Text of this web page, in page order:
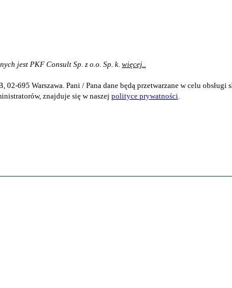
jest PKF Consult Sp. z o.o. Sp. k. więcej..
695 Warszawa. Pani / Pana dane będą przetwarzane w celu
znajduje się w naszej polityce prywatności.